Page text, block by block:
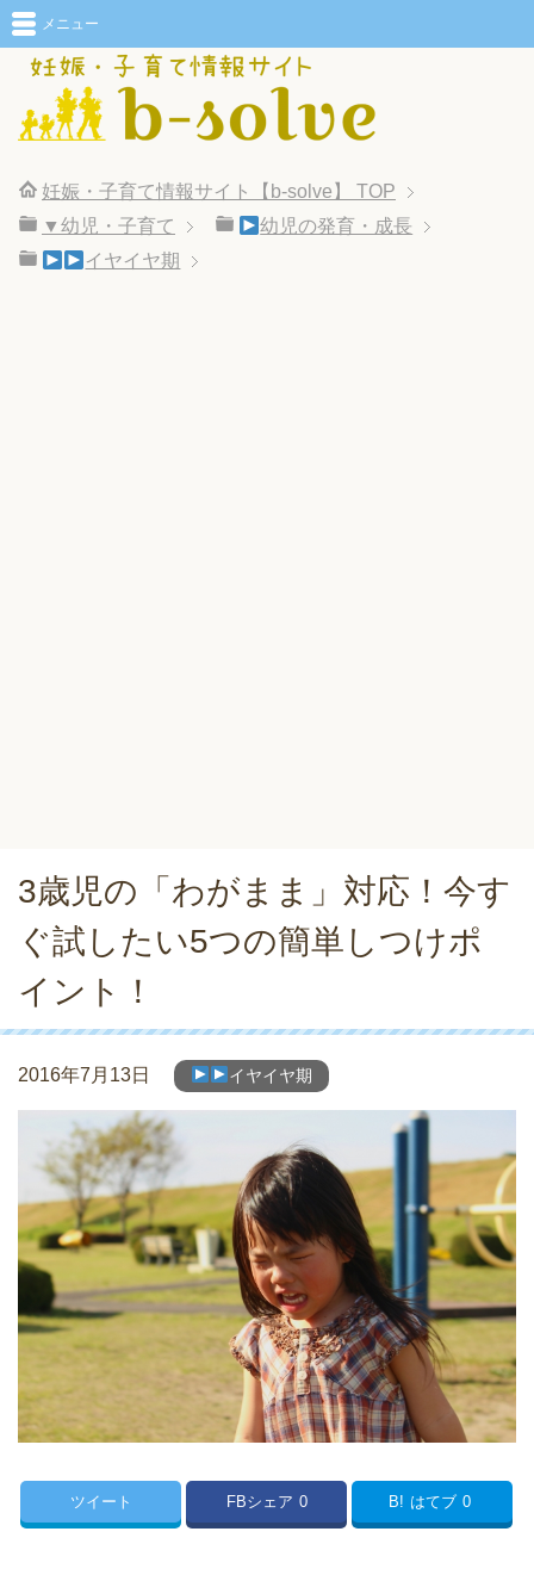
メニュー
妊娠・子育て情報サイト【b-solve】
TOP
▼幼児・子育て
幼児の発育・成長
イヤイヤ期
3歳児の「わがまま」対応！今す
ぐ試したい5つの簡単しつけポ
イント！
2016年7月13日 イヤイヤ期
ツイート FBシェア 0 B! はてブ 0